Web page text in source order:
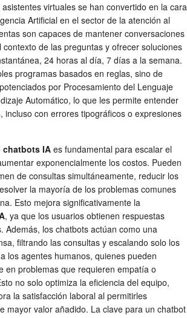
asistentes virtuales se han convertido en la cara
Artificial en el sector de la atención al
son capaces de mantener conversaciones
de las preguntas y ofrecer soluciones
24 horas al día, 7 días a la semana.
programas basados en reglas, sino de
por Procesamiento del Lenguaje
Automático, lo que les permite entender
incluso con errores tipográficos o expresiones
chatbots IA es fundamental para escalar el
exponencialmente los costos. Pueden
de consultas simultáneamente, reducir los
la mayoría de los problemas comunes
Esto mejora significativamente la
, ya que los usuarios obtienen respuestas
Además, los chatbots actúan como una
filtrando las consultas y escalando solo los
los agentes humanos, quienes pueden
en problemas que requieren empatía o
no solo optimiza la eficiencia del equipo,
la satisfacción laboral al permitirles
mayor valor añadido. La clave para un chatbot